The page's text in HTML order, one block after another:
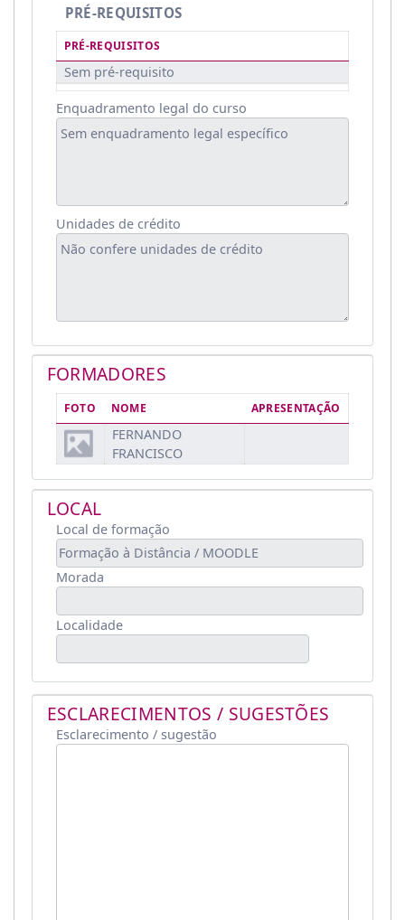
PRÉ-REQUISITOS
PRÉ-REQUISITOS
Sem pré-requisito
Enquadramento legal do curso
Unidades de crédito
FORMADORES
FOTO NOME APRESENTAÇÃO
FERNANDO
FRANCISCO
LOCAL
Local de formação
Morada
Localidade
ESCLARECIMENTOS / SUGESTÕES
Esclarecimento / sugestão